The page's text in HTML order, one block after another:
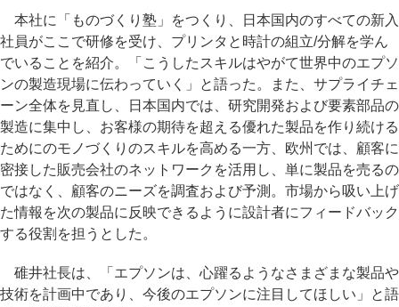
本社に「ものづくり塾」をつくり、日本国内のすべての新入
社員がここで研修を受け、プリンタと時計の組立/分解を学ん
でいることを紹介。「こうしたスキルはやがて世界中のエプソ
ンの製造現場に伝わっていく」と語った。また、サプライチェ
ーン全体を見直し、日本国内では、研究開発および要素部品の
製造に集中し、お客様の期待を超える優れた製品を作り続ける
ためにのモノづくりのスキルを高める一方、欧州では、顧客に
密接した販売会社のネットワークを活用し、単に製品を売るの
ではなく、顧客のニーズを調査および予測。市場から吸い上げ
た情報を次の製品に反映できるように設計者にフィードバック
する役割を担うとした。
碓井社長は、「エプソンは、心躍るようなさまざまな製品や
技術を計画中であり、今後のエプソンに注目してほしい」と語